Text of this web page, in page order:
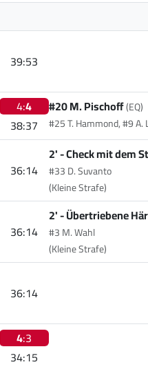
39:53
4:4
38:37
#20 M. Pischoff(EQ)
#25 T. Hammond, #9 A.
36:14
2' -Check mit dem
#33 D. Suvanto
(Kleine Strafe)
36:14
2' -Übertriebene
#3 M. Wahl
(Kleine Strafe)
36:14
4:3
34:15